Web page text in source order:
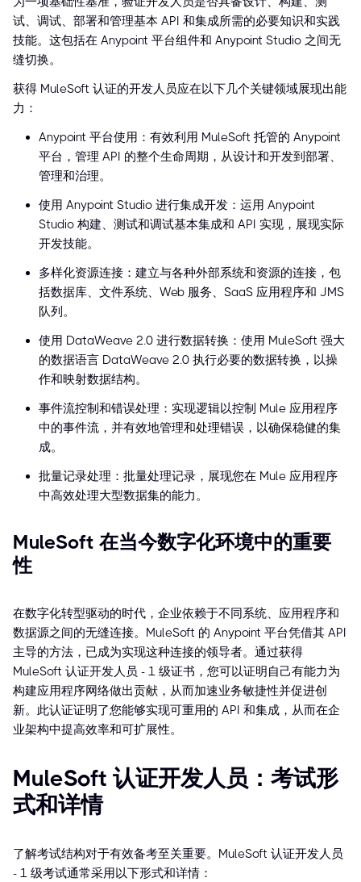
试、调试、部署和管理基本 API 和集成所需的必要知识和实践
技能。这包括在 Anypoint 平台组件和 Anypoint Studio 之间无
缝切换。
获得 MuleSoft 认证的开发人员应在以下几个关键领域展现出能
力：
Anypoint 平台使用：有效利用 MuleSoft 托管的 Anypoint
平台，管理 API 的整个生命周期，从设计和开发到部署、
管理和治理。
使用 Anypoint Studio 进行集成开发：运用 Anypoint
Studio 构建、测试和调试基本集成和 API 实现，展现实际
开发技能。
多样化资源连接：建立与各种外部系统和资源的连接，包
括数据库、文件系统、Web 服务、SaaS 应用程序和 JMS
队列。
使用 DataWeave 2.0 进行数据转换：使用 MuleSoft 强大
的数据语言 DataWeave 2.0 执行必要的数据转换，以操
作和映射数据结构。
事件流控制和错误处理：实现逻辑以控制 Mule 应用程序
中的事件流，并有效地管理和处理错误，以确保稳健的集
成。
批量记录处理：批量处理记录，展现您在 Mule 应用程序
中高效处理大型数据集的能力。
MuleSoft 在当今数字化环境中的重要
性
在数字化转型驱动的时代，企业依赖于不同系统、应用程序和
数据源之间的无缝连接。MuleSoft 的 Anypoint 平台凭借其 API
主导的方法，已成为实现这种连接的领导者。通过获得
MuleSoft 认证开发人员 - 1 级证书，您可以证明自己有能力为
构建应用程序网络做出贡献，从而加速业务敏捷性并促进创
新。此认证证明了您能够实现可重用的 API 和集成，从而在企
业架构中提高效率和可扩展性。
MuleSoft 认证开发人员：考试形
式和详情
了解考试结构对于有效备考至关重要。MuleSoft 认证开发人员
- 1 级考试通常采用以下形式和详情：